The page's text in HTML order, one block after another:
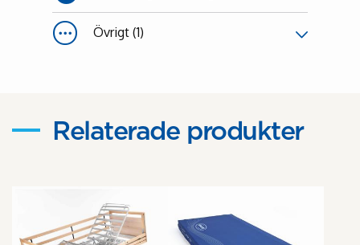
Övrigt (1)
Relaterade produkter